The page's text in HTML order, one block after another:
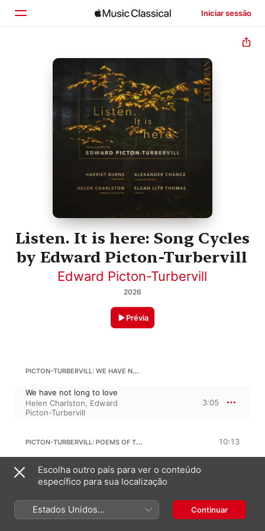
Iniciar sessão
Início
Explorar
Buscar
Listen. It is here: Song Cycles
by Edward Picton-Turbervill
Edward Picton-Turbervill
2026
Prévia
PICTON-TURBERVILL: WE HAVE NOT LONG TO LOVE
We have not long to love
Helen Charlston, Edward
Picton-Turbervill
3:05
PICTON-TURBERVILL: POEMS OF THE SKY 10:13
I. Oh, not to be separated
Harriet Burns,Edward Picton-
Turbervill
Edward Picton-Turbervill
Harriet Burns
2:14
Escolha outro país para ver o conteúdo
específico para sua localização
Estados Unidos
(Português Brasil)
Continuar